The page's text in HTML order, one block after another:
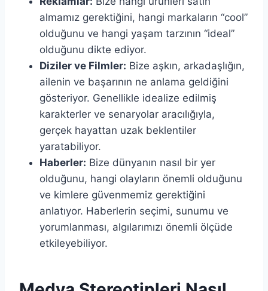
almamız gerektiğini, hangi markaların “cool”
olduğunu ve hangi yaşam tarzının “ideal”
olduğunu dikte ediyor.
Diziler ve Filmler: Bize aşkın, arkadaşlığın,
ailenin ve başarının ne anlama geldiğini
gösteriyor. Genellikle idealize edilmiş
karakterler ve senaryolar aracılığıyla,
gerçek hayattan uzak beklentiler
yaratabiliyor.
Haberler: Bize dünyanın nasıl bir yer
olduğunu, hangi olayların önemli olduğunu
ve kimlere güvenmemiz gerektiğini
anlatıyor. Haberlerin seçimi, sunumu ve
yorumlanması, algılarımızı önemli ölçüde
etkileyebiliyor.